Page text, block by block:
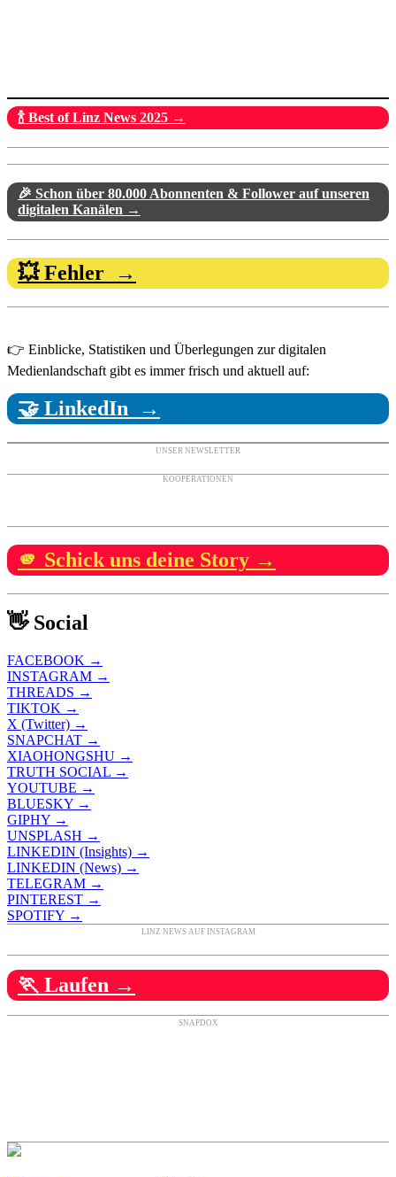
🍾 Best of Linz News 2025 →
🎉 Schon über 80.000 Abonnenten & Follower auf unseren
digitalen Kanälen →
💥 Fehler →
👉 Einblicke, Statistiken und Überlegungen zur digitalen
Medienlandschaft gibt es immer frisch und aktuell auf:
🤝 LinkedIn →
UNSER NEWSLETTER
KOOPERATIONEN
🫵 Schick uns deine Story →
👋 Social
FACEBOOK →
INSTAGRAM →
THREADS →
TIKTOK →
X (Twitter) →
SNAPCHAT →
XIAOHONGSHU →
TRUTH SOCIAL →
YOUTUBE →
BLUESKY →
GIPHY →
UNSPLASH →
LINKEDIN (Insights) →
LINKEDIN (News) →
TELEGRAM →
PINTEREST →
SPOTIFY →
LINZ NEWS AUF INSTAGRAM
🏃 Laufen →
SNAPDOX